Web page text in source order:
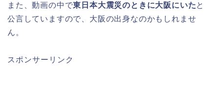
また、動画の中で東日本大震災のときに大阪にいたと
公言していますので、大阪の出身なのかもしれませ
ん。
スポンサーリンク